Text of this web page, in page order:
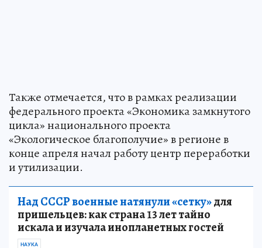
Также отмечается, что в рамках реализации
федерального проекта «Экономика замкнутого
цикла» национального проекта
«Экологическое благополучие» в регионе в
конце апреля начал работу центр переработки
и утилизации.
Над СССР военные натянули «сетку»для
пришельцев: как страна 13 лет тайно
искала и изучала инопланетных гостей
НАУКА